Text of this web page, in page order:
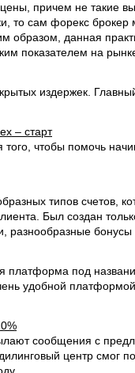
причем не такие
то сам форекс брокер
образом, данная
показателем на
издержек.
– старт
того, чтобы помочь
типов счетов,
Был создан
разнообразные бонусы
платформа под
удобной
сообщения с
центр смог